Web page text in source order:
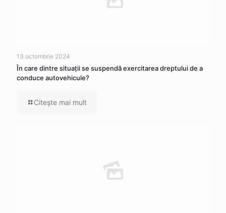
13 octombrie 2024
În care dintre situaţii se suspendă exercitarea dreptului de a
conduce autovehicule?
Citeşte mai mult